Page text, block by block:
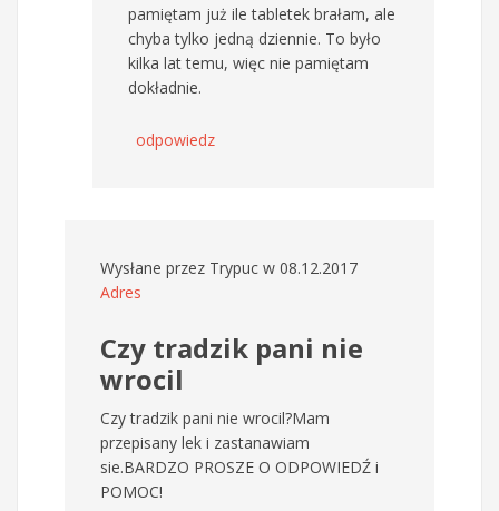
pamiętam już ile tabletek brałam, ale
chyba tylko jedną dziennie. To było
kilka lat temu, więc nie pamiętam
dokładnie.
odpowiedz
Wysłane przez Trypuc w 08.12.2017
Adres
Czy tradzik pani nie
wrocil
Czy tradzik pani nie wrocil?Mam
przepisany lek i zastanawiam
sie.BARDZO PROSZE O ODPOWIEDŹ i
POMOC!